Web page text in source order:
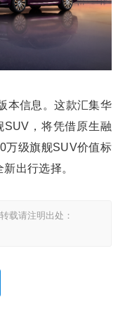
本信息。这款汇集华
SUV，将凭借原生融
万级旗舰SUV价值标
出行选择。
载请注明出处：